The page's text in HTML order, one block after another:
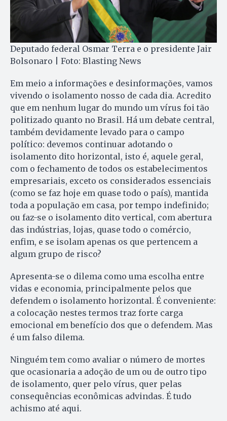
Deputado federal Osmar Terra e o presidente Jair
Bolsonaro | Foto: Blasting News
Em meio a informações e desinformações, vamos
vivendo o isolamento nosso de cada dia. Acredito
que em nenhum lugar do mundo um vírus foi tão
politizado quanto no Brasil. Há um debate central,
também devidamente levado para o campo
político: devemos continuar adotando o
isolamento dito horizontal, isto é, aquele geral,
com o fechamento de todos os estabelecimentos
empresariais, exceto os considerados essenciais
(como se faz hoje em quase todo o país), mantida
toda a população em casa, por tempo indefinido;
ou faz-se o isolamento dito vertical, com abertura
das indústrias, lojas, quase todo o comércio,
enfim, e se isolam apenas os que pertencem a
algum grupo de risco?
Apresenta-se o dilema como uma escolha entre
vidas e economia, principalmente pelos que
defendem o isolamento horizontal. É conveniente:
a colocação nestes termos traz forte carga
emocional em benefício dos que o defendem. Mas
é um falso dilema.
Ninguém tem como avaliar o número de mortes
que ocasionaria a adoção de um ou de outro tipo
de isolamento, quer pelo vírus, quer pelas
consequências econômicas advindas. É tudo
achismo até aqui.